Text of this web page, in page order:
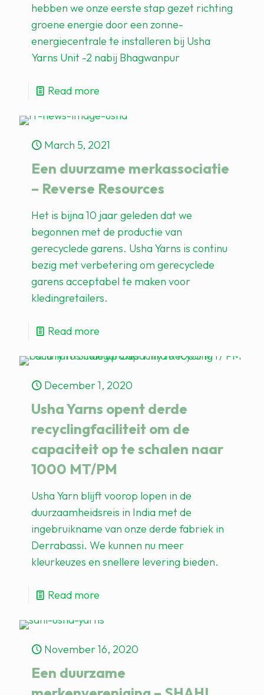
hebben we onze eerste stap gezet richting
groene energie door een zonne-
energiecentrale te installeren bij Usha
Yarns Unit -2 nabij Bhagwanpur
Read more
March 5, 2021
Een duurzame merkassociatie
– Reverse Resources
Het is bijna 10 jaar geleden dat we
begonnen met de productie van
gerecyclede garens. Usha Yarns is continu
bezig met verbetering om gerecyclede
garens acceptabel te maken voor
kledingretailers.
Read more
December 1, 2020
Usha Yarns opent derde
recyclingfaciliteit om de
capaciteit op te schalen naar
1000 MT/PM
Usha Yarn blijft voorop lopen in de
duurzaamheidsreis in India met de
ingebruikname van onze derde fabriek in
Derrabassi. We kunnen nu meer
kleurkeuzes en snellere levering bieden.
Read more
November 16, 2020
Een duurzame